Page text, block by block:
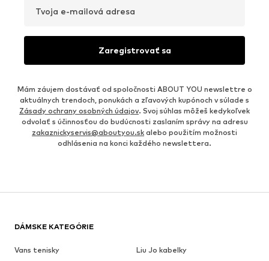
Tvoja e-mailová adresa
Zaregistrovať sa
Mám záujem dostávať od spoločnosti ABOUT YOU newslettre o
aktuálnych trendoch, ponukách a zľavových kupónoch v súlade s
Zásady ochrany osobných údajov. Svoj súhlas môžeš kedykoľvek
odvolať s účinnosťou do budúcnosti zaslaním správy na adresu
zakaznickyservis@aboutyou.sk alebo použitím možnosti
odhlásenia na konci každého newslettera.
DÁMSKE KATEGÓRIE
Vans tenisky
Liu Jo kabelky